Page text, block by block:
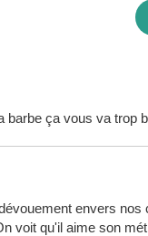
barbe ça vous va trop
envers
voit qu'il aime son